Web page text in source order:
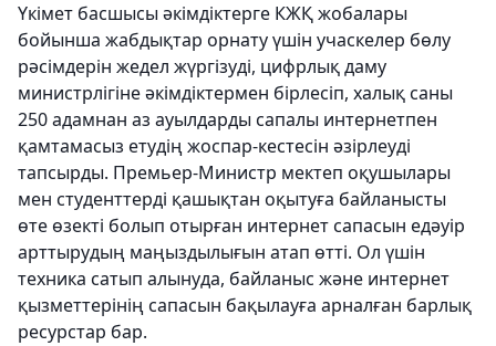
Үкімет басшысы әкімдіктерге КЖҚ жобалары
бойынша жабдықтар орнату үшін учаскелер бөлу
рәсімдерін жедел жүргізуді, цифрлық даму
министрлігіне әкімдіктермен бірлесіп, халық саны
250 адамнан аз ауылдарды сапалы интернетпен
қамтамасыз етудің жоспар-кестесін әзірлеуді
тапсырды. Премьер-Министр мектеп оқушылары
мен студенттерді қашықтан оқытуға байланысты
өте өзекті болып отырған интернет сапасын едәуір
арттырудың маңыздылығын атап өтті. Ол үшін
техника сатып алынуда, байланыс және интернет
қызметтерінің сапасын бақылауға арналған барлық
ресурстар бар.